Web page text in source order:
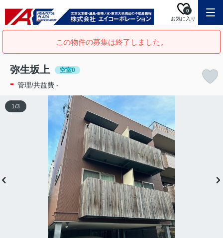
お気に入り
0
この物件の募集は終了しました。
弥生坂上 空室0
- 管理/共益費 -
1/3